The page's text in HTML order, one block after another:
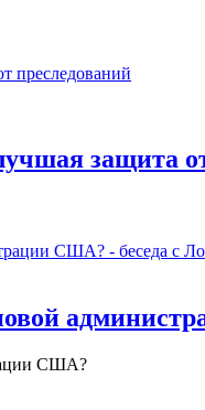
защита
США?